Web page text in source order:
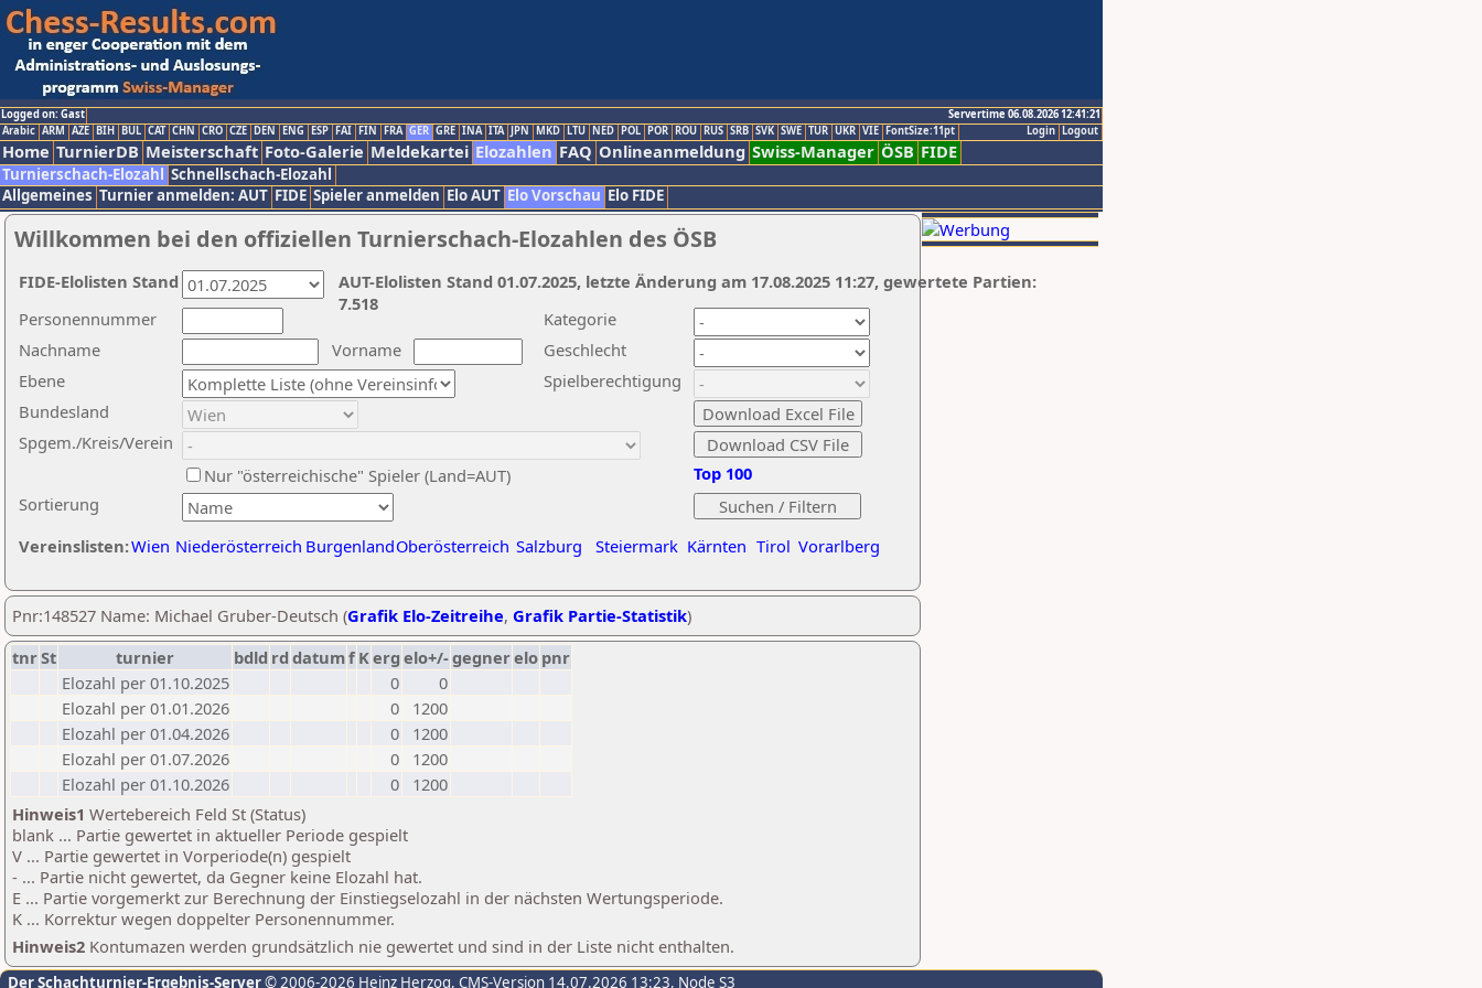
Logged on: Gast
Servertime 06.08.2026 12:41:21
Logout
Login
Arabic ARM AZE BIH BUL CAT CHN CRO CZE DEN ENG ESP FAI FIN FRA GER GRE INA ITA JPN MKD LTU NED POL POR ROU RUS SRB SVK SWE TUR UKR VIE FontSize:11pt
Home TurnierDB Meisterschaft Foto-Galerie Meldekartei Elozahlen FAQ Onlineanmeldung Swiss-Manager ÖSB FIDE
Turnierschach-Elozahl Schnellschach-Elozahl
Allgemeines Turnier anmelden: AUT FIDE Spieler anmelden Elo AUT Elo Vorschau Elo FIDE
Willkommen bei den offiziellen Turnierschach-Elozahlen des ÖSB
Nachname
Vorname
Ebene
Kategorie
Sortierung
Personennummer
Bundesland
Spgem./Kreis/Verein
Geschlecht
Nur "österreichische" Spieler (Land=AUT)
Spielberechtigung
Vereinslisten:Wien Niederösterreich BurgenlandOberösterreich Salzburg Steiermark Kärnten Tirol Vorarlberg
Top 100
AUT-Elolisten Stand 01.07.2025, letzte Änderung am 17.08.2025 11:27, gewertete Partien:
7.518
FIDE-Elolisten Stand
Pnr:148527 Name: Michael Gruber-Deutsch (Grafik Elo-Zeitreihe, Grafik Partie-Statistik)
tnrSt turnier bdld rd datumf Kerg elo+/-gegnerelo pnr
Elozahl per 01.10.2025
0
0
Elozahl per 01.01.2026
0
1200
Elozahl per 01.04.2026
0
1200
Elozahl per 01.07.2026
0
1200
Elozahl per 01.10.2026
0
1200
Hinweis1 Wertebereich Feld St (Status)
blank ... Partie gewertet in aktueller Periode gespielt
V ... Partie gewertet in Vorperiode(n) gespielt
- ... Partie nicht gewertet, da Gegner keine Elozahl hat.
E ... Partie vorgemerkt zur Berechnung der Einstiegselozahl in der nächsten Wertungsperiode.
K ... Korrektur wegen doppelter Personennummer.
Hinweis2 Kontumazen werden grundsätzlich nie gewertet und sind in der Liste nicht enthalten.
Der Schachturnier-Ergebnis-Server© 2006-2026 Heinz Herzog, CMS-Version 14.07.2026 13:23, Node S3